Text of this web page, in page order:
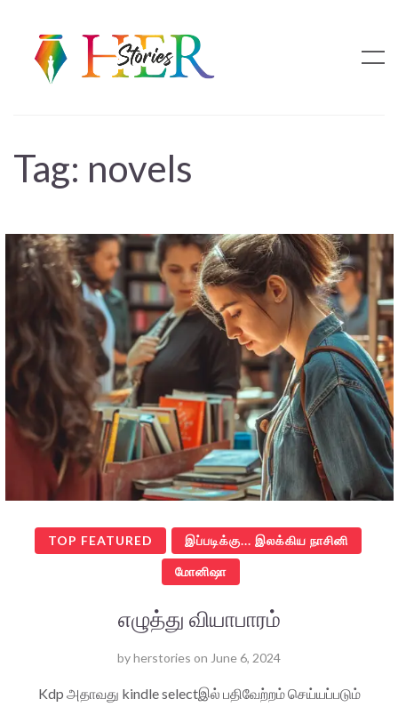
Tag: novels
TOP FEATURED இப்படிக்கு... இலக்கிய நாசினி
மோனிஷா
எழுத்து வியாபாரம்
byherstories on June 6, 2024
Kdp அதாவது kindle selectஇல் பதிவேற்றம் செய்யப்படும்